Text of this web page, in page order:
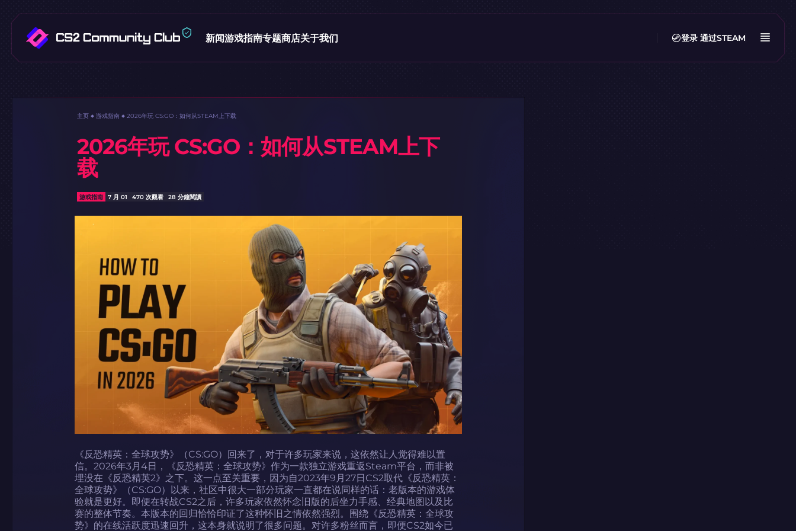
新闻游戏指南专题商店关于我们 登录 通过STEAM
主页 游戏指南 2026年玩 CS:GO：如何从STEAM上下载
2026年玩 CS:GO：如何从STEAM上下
载
游戏指南 7 月 01 470 次觀看 28 分鐘閱讀
《反恐精英：全球攻势》（CS:GO）回来了，对于许多玩家来说，这依然让人觉得难以置
信。2026年3月4日，《反恐精英：全球攻势》作为一款独立游戏重返Steam平台，而非被
埋没在《反恐精英2》之下。这一点至关重要，因为自2023年9月27日CS2取代《反恐精英：
全球攻势》（CS:GO）以来，社区中很大一部分玩家一直都在说同样的话：老版本的游戏体
验就是更好。即便在转战CS2之后，许多玩家依然怀念旧版的后坐力手感、经典地图以及比
赛的整体节奏。本版本的回归恰恰印证了这种怀旧之情依然强烈。围绕《反恐精英：全球攻
势》的在线活跃度迅速回升，这本身就说明了很多问题。对许多粉丝而言，即便CS2如今已